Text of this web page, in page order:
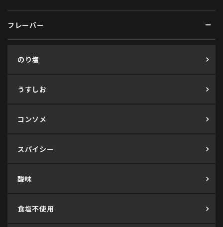
フレーバー
のり塩
うすしお
コンソメ
スパイシー
酸味
食塩不使用